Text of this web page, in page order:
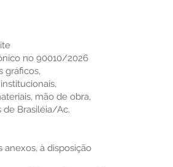
no 90010/2026
gráficos,
mão de obra,
de Brasiléia/Ac.
anexos, à disposição